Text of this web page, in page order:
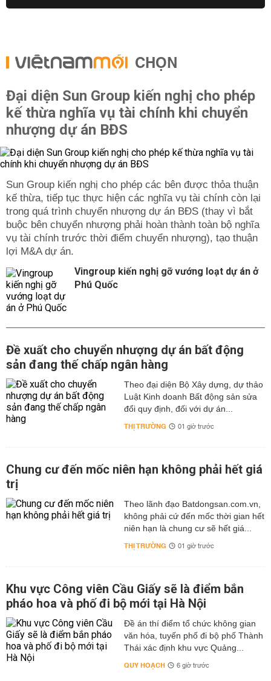
CHỌN
Đại diện Sun Group kiến nghị cho phép
kế thừa nghĩa vụ tài chính khi chuyển
nhượng dự án BĐS
Sun Group kiến nghị cho phép các bên được thỏa thuận
kế thừa, tiếp tục thực hiện các nghĩa vụ tài chính còn lại
trong quá trình chuyển nhượng dự án BĐS (thay vì bắt
buộc bên chuyển nhượng phải hoàn thành toàn bộ nghĩa
vụ tài chính trước thời điểm chuyển nhượng), tạo thuận
lợi M&A dự án.
Vingroup kiến nghị gỡ vướng loạt dự án ở
Phú Quốc
Đề xuất cho chuyển nhượng dự án bất động
sản đang thế chấp ngân hàng
Theo đại diện Bộ Xây dựng, dự thảo
Luật Kinh doanh Bất động sản sửa
đổi quy định, đối với dự án...
THỊ TRƯỜNG 01 giờ trước
Chung cư đến mốc niên hạn không phải hết giá
trị
Theo lãnh đạo Batdongsan.com.vn,
không phải cứ đến mốc thời gian hết
niên hạn là chung cư sẽ hết giá...
THỊ TRƯỜNG 01 giờ trước
Khu vực Công viên Cầu Giấy sẽ là điểm bắn
pháo hoa và phố đi bộ mới tại Hà Nội
Đề án thí điểm tổ chức không gian
văn hóa, tuyến phố đi bộ phố Thành
Thái xác định khu vực Quảng...
QUY HOẠCH 6 giờ trước